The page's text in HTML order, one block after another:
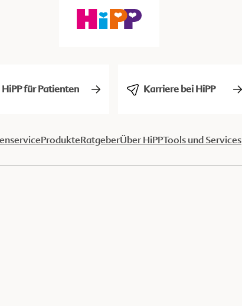
HiPP für Patienten Karriere bei HiPP
ProdukteRatgeberÜber HiPPTools und Services